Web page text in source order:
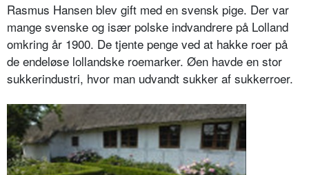
Rasmus Hansen blev gift med en svensk pige. Der var
mange svenske og især polske indvandrere på Lolland
omkring år 1900. De tjente penge ved at hakke roer på
de endeløse lollandske roemarker. Øen havde en stor
sukkerindustri, hvor man udvandt sukker af sukkerroer.